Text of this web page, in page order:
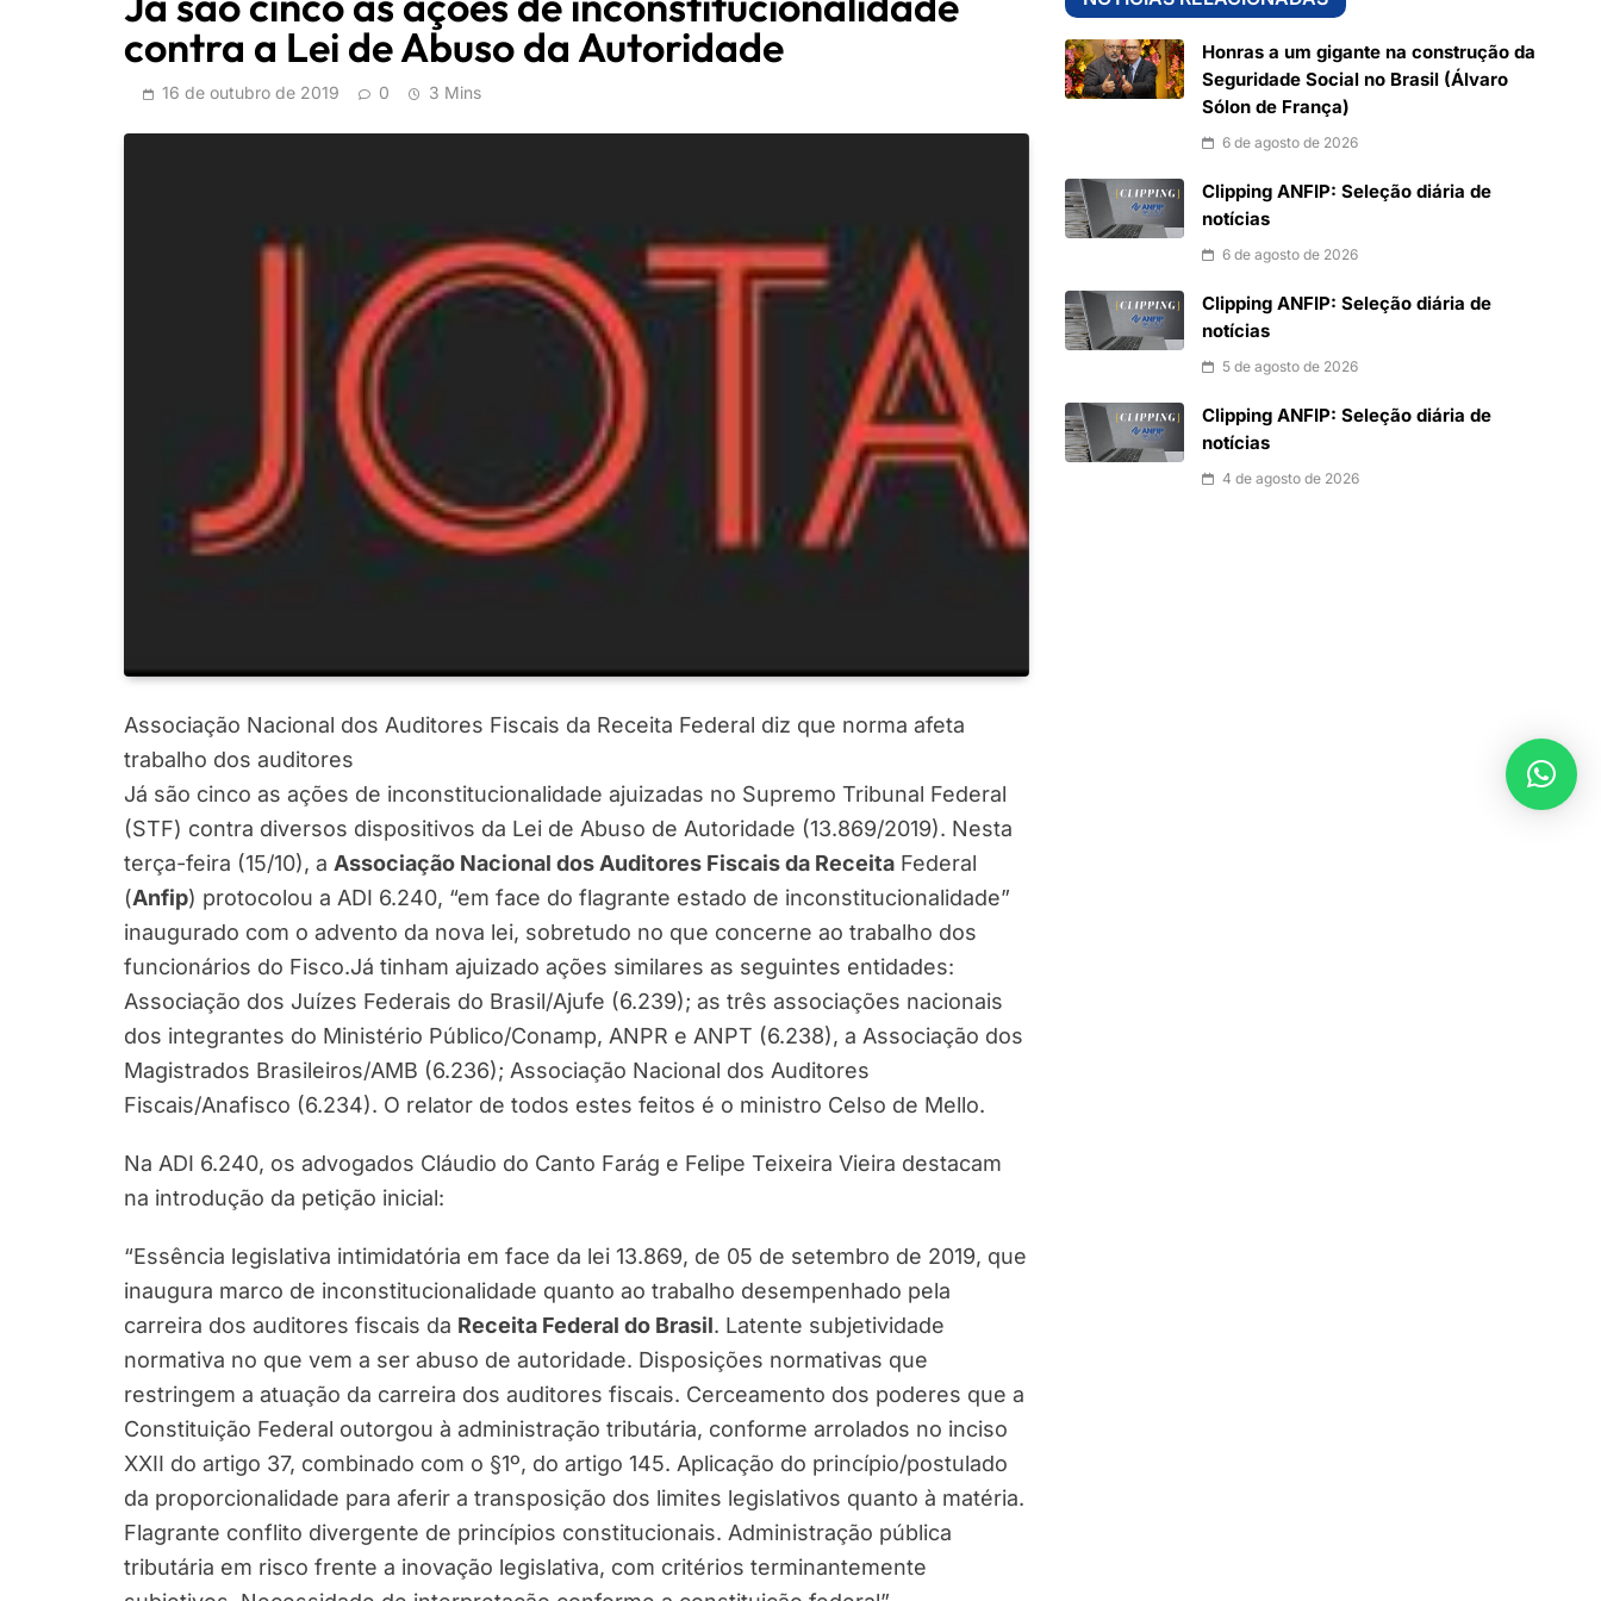
contra a Lei de Abuso da Autoridade
16 de outubro de 2019 0 3 Mins
Associação Nacional dos Auditores Fiscais da Receita Federal diz que norma afeta
trabalho dos auditores
Já são cinco as ações de inconstitucionalidade ajuizadas no Supremo Tribunal Federal
(STF) contra diversos dispositivos da Lei de Abuso de Autoridade (13.869/2019). Nesta
terça-feira (15/10), a Associação Nacional dos Auditores Fiscais da Receita Federal
(Anfip) protocolou a ADI 6.240, “em face do flagrante estado de inconstitucionalidade”
inaugurado com o advento da nova lei, sobretudo no que concerne ao trabalho dos
funcionários do Fisco.Já tinham ajuizado ações similares as seguintes entidades:
Associação dos Juízes Federais do Brasil/Ajufe (6.239); as três associações nacionais
dos integrantes do Ministério Público/Conamp, ANPR e ANPT (6.238), a Associação dos
Magistrados Brasileiros/AMB (6.236); Associação Nacional dos Auditores
Fiscais/Anafisco (6.234). O relator de todos estes feitos é o ministro Celso de Mello.
Na ADI 6.240, os advogados Cláudio do Canto Farág e Felipe Teixeira Vieira destacam
na introdução da petição inicial:
“Essência legislativa intimidatória em face da lei 13.869, de 05 de setembro de 2019, que
inaugura marco de inconstitucionalidade quanto ao trabalho desempenhado pela
carreira dos auditores fiscais da Receita Federal do Brasil. Latente subjetividade
normativa no que vem a ser abuso de autoridade. Disposições normativas que
restringem a atuação da carreira dos auditores fiscais. Cerceamento dos poderes que a
Constituição Federal outorgou à administração tributária, conforme arrolados no inciso
XXII do artigo 37, combinado com o §1º, do artigo 145. Aplicação do princípio/postulado
da proporcionalidade para aferir a transposição dos limites legislativos quanto à matéria.
Flagrante conflito divergente de princípios constitucionais. Administração pública
tributária em risco frente a inovação legislativa, com critérios terminantemente
Honras a um gigante na construção da
Seguridade Social no Brasil (Álvaro
Sólon de França)
6 de agosto de 2026
Clipping ANFIP: Seleção diária de
notícias
6 de agosto de 2026
Clipping ANFIP: Seleção diária de
notícias
5 de agosto de 2026
Clipping ANFIP: Seleção diária de
notícias
4 de agosto de 2026